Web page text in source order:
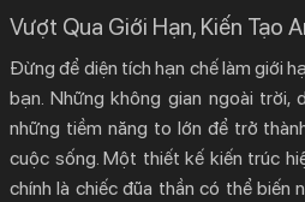
Vượt Qua Giới Hạn, Kiến Tạo
Đừng để diện tích hạn chế làm giới
bạn. Những không gian ngoài trời,
những tiềm năng to lớn để trở
cuộc sống. Một thiết kế kiến trúc
chính là chiếc đũa thần có thể biến